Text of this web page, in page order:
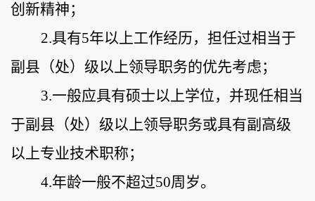
创新精神；
2.具有5年以 上工作经历， 担任过相当于
副县（处）级以上领导职务的优先考虑；
3.一般应具有硕士以上学位， 并现任相当
于副县（处）级以上领导职务或具有副 高级
以上专业技术职称；
4.年龄一般不超过50周岁。